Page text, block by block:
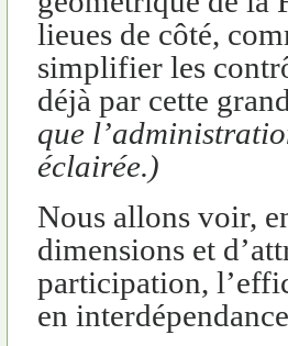
lieues de côté,
simplifier les
déjà par cette
que
éclairée.)
Nous allons voir,
dimensions et
participation,
en